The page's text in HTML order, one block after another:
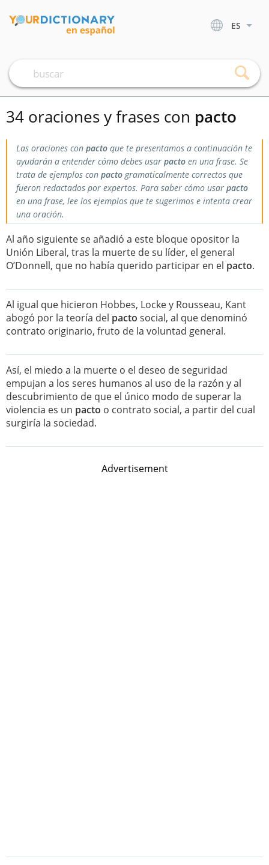
ES
34 oraciones y frases con pacto
Las oraciones con pacto que te presentamos a continuación te
ayudarán a entender cómo debes usar pacto en una frase. Se
trata de ejemplos con pactogramaticalmente correctos que
fueron redactados por expertos. Para saber cómo usar pacto
en una frase, lee los ejemplos que te sugerimos e intenta crear
una oración.
Al año siguiente se añadió a este bloque opositor la
Unión Liberal, tras la muerte de su líder, el general
O’Donnell, que no había querido participar en el pacto.
Al igual que hicieron Hobbes, Locke y Rousseau, Kant
abogó por la teoría del pacto social, al que denominó
contrato originario, fruto de la voluntad general.
Así, el miedo a la muerte o el deseo de seguridad
empujan a los seres humanos al uso de la razón y al
descubrimiento de que el único modo de superar la
violencia es un pacto o contrato social, a partir del cual
surgiría la sociedad.
Advertisement